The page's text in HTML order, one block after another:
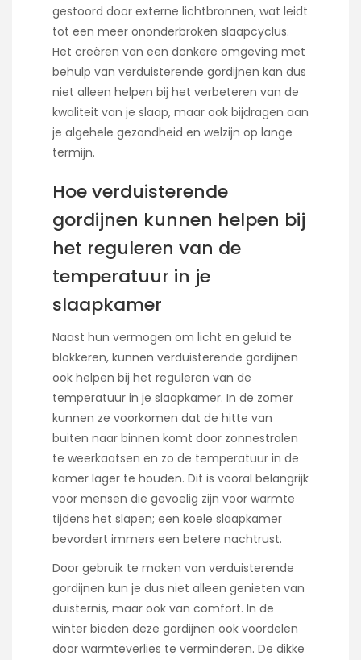
gestoord door externe lichtbronnen, wat leidt
tot een meer ononderbroken slaapcyclus.
Het creëren van een donkere omgeving met
behulp van verduisterende gordijnen kan dus
niet alleen helpen bij het verbeteren van de
kwaliteit van je slaap, maar ook bijdragen aan
je algehele gezondheid en welzijn op lange
termijn.
Hoe verduisterende
gordijnen kunnen helpen bij
het reguleren van de
temperatuur in je
slaapkamer
Naast hun vermogen om licht en geluid te
blokkeren, kunnen verduisterende gordijnen
ook helpen bij het reguleren van de
temperatuur in je slaapkamer. In de zomer
kunnen ze voorkomen dat de hitte van
buiten naar binnen komt door zonnestralen
te weerkaatsen en zo de temperatuur in de
kamer lager te houden. Dit is vooral belangrijk
voor mensen die gevoelig zijn voor warmte
tijdens het slapen; een koele slaapkamer
bevordert immers een betere nachtrust.
Door gebruik te maken van verduisterende
gordijnen kun je dus niet alleen genieten van
duisternis, maar ook van comfort. In de
winter bieden deze gordijnen ook voordelen
door warmteverlies te verminderen. De dikke